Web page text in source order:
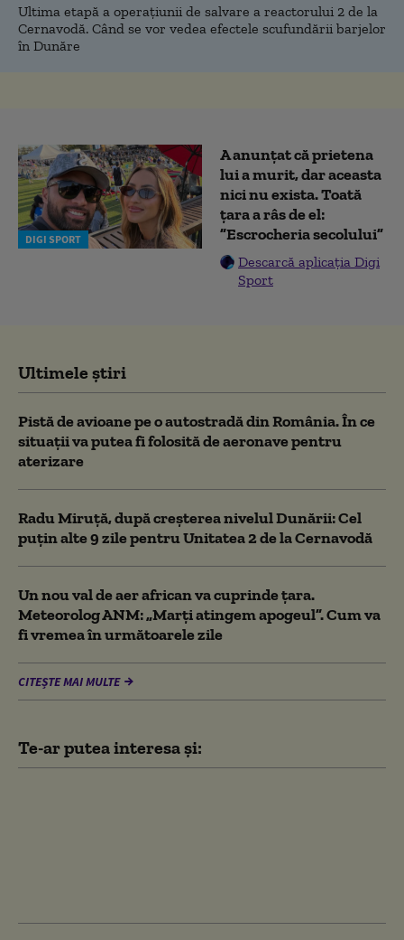
Ultima etapă a operațiunii de salvare a reactorului 2 de la
Cernavodă. Când se vor vedea efectele scufundării barjelor
în Dunăre
DIGI SPORT
A anunțat că prietena
lui a murit, dar aceasta
nici nu exista. Toată
țara a râs de el:
”Escrocheria secolului”
Descarcă aplicația Digi
Sport
Ultimele știri
Pistă de avioane pe o autostradă din România. În ce
situații va putea fi folosită de aeronave pentru
aterizare
Radu Miruță, după creșterea nivelul Dunării: Cel
puțin alte 9 zile pentru Unitatea 2 de la Cernavodă
Un nou val de aer african va cuprinde țara.
Meteorolog ANM: „Marți atingem apogeul”. Cum va
fi vremea în următoarele zile
CITEȘTE MAI MULTE
Te-ar putea interesa și: